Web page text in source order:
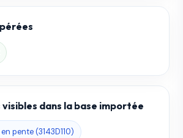
dans la base importée
pente (3143D110)